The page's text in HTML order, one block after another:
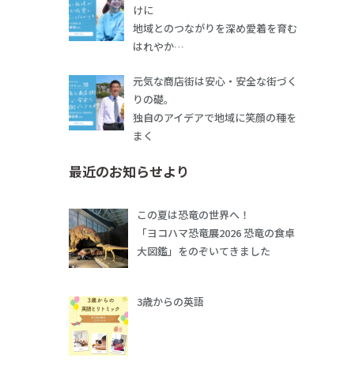
けに
地域とのつながりを深め愛着を育む
はれやか…
元気な商店街は安心・安全な街づく
りの礎。
独自のアイデアで地域に笑顔の種を
まく
最近のお知らせより
この夏は恐竜の世界へ！
「ヨコハマ恐竜展2026 恐竜の食卓
大図鑑」をのぞいてきました
3歳からの英語